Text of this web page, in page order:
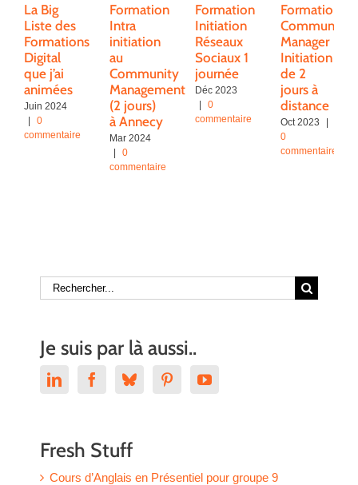
La Big
Liste des
Formations
Digital
que j’ai
animées
Juin 2024
|
0
commentaire
Formation
Intra
initiation
au
Community
Management
(2 jours)
à Annecy
Mar 2024
|
0
commentaire
Formation
Initiation
Réseaux
Sociaux 1
journée
Déc 2023
|
0
commentaire
Formation
Community
Manager
Initiation
de 2
jours à
distance
Oct 2023
|
0
commentaire
Rechercher:
Je suis par là aussi..
Fresh Stuff
Cours d’Anglais en Présentiel pour groupe 9